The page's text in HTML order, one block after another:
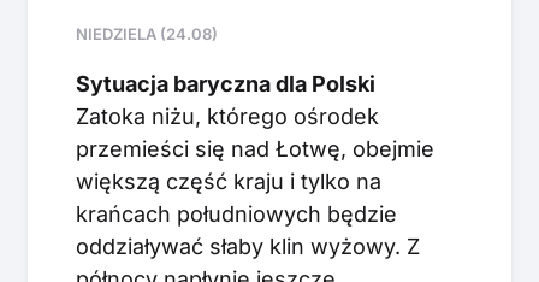
NIEDZIELA (24.08)
Sytuacja baryczna dla Polski
Zatoka niżu, którego ośrodek
przemieści się nad Łotwę, obejmie
większą część kraju i tylko na
krańcach południowych będzie
oddziaływać słaby klin wyżowy. Z